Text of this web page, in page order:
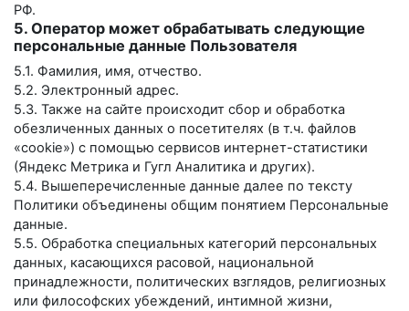
РФ.
5. Оператор может обрабатывать следующие
персональные данные Пользователя
5.1. Фамилия, имя, отчество.
5.2. Электронный адрес.
5.3. Также на сайте происходит сбор и обработка
обезличенных данных о посетителях (в т.ч. файлов
«cookie») с помощью сервисов интернет-статистики
(Яндекс Метрика и Гугл Аналитика и других).
5.4. Вышеперечисленные данные далее по тексту
Политики объединены общим понятием Персональные
данные.
5.5. Обработка специальных категорий персональных
данных, касающихся расовой, национальной
принадлежности, политических взглядов, религиозных
или философских убеждений, интимной жизни,